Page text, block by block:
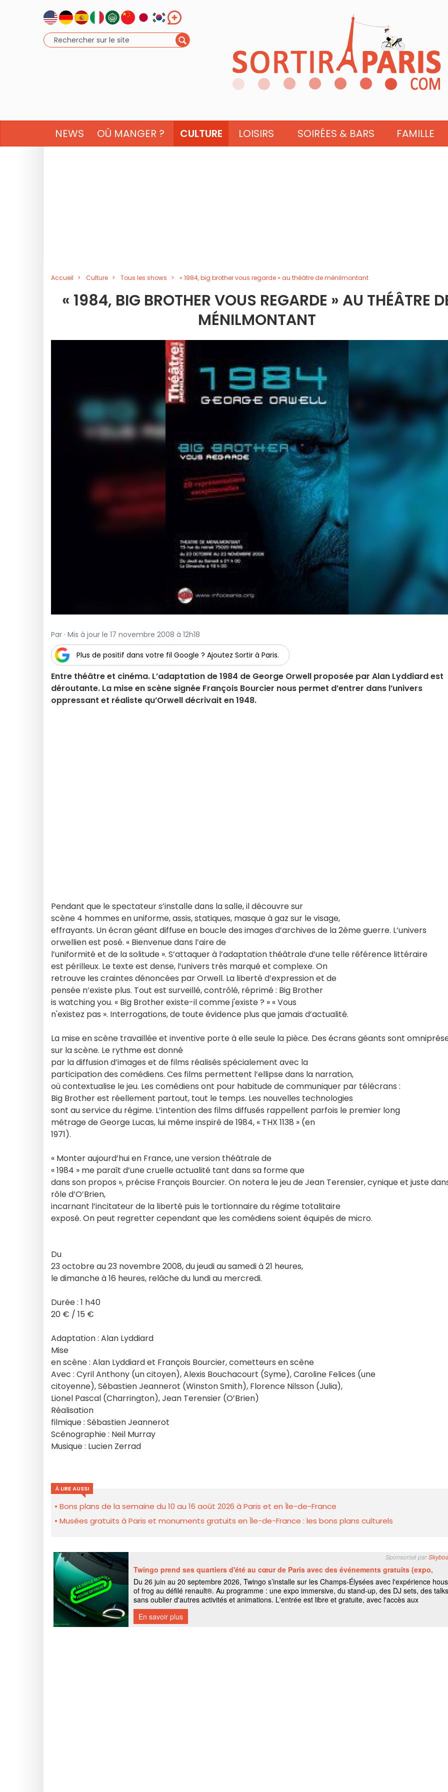
NEWS OÙ MANGER ? CULTURE LOISIRS SOIRÉES & BARS FAMILLE
Accueil Culture Tous les shows « 1984, big brother vous regarde » au théâtre de ménilmontant
« 1984, BIG BROTHER VOUS REGARDE » AU THÉÂTRE
MÉNILMONTANT
Par · Mis à jour le 17 novembre 2008 à 12h18
Plus de positif dans votre fil Google ? Ajoutez Sortir à Paris.
Entre théâtre et cinéma. L’adaptation de 1984 de George Orwell proposée par Alan Lyddiard est
déroutante. La mise en scène signée François Bourcier nous permet d’entrer dans l’univers
oppressant et réaliste qu’Orwell décrivait en 1948.
Pendant que le spectateur s’installe dans la salle, il découvre sur
scène 4 hommes en uniforme, assis, statiques, masque à gaz sur le visage,
effrayants. Un écran géant diffuse en boucle des images d’archives de la 2ème guerre. L’univers
orwellien est posé. « Bienvenue dans l’aire de
l’uniformité et de la solitude ». S’attaquer à l’adaptation théâtrale d’une telle référence littéraire
est périlleux. Le texte est dense, l’univers très marqué et complexe. On
retrouve les craintes dénoncées par Orwell. La liberté d’expression et de
pensée n’existe plus. Tout est surveillé, contrôlé, réprimé : Big Brother
is watching you. « Big Brother existe-il comme j'existe ? » « Vous
n'existez pas ». Interrogations, de toute évidence plus que jamais d’actualité.
La mise en scène travaillée et inventive porte à elle seule la pièce. Des écrans géants sont
sur la scène. Le rythme est donné
par la diffusion d’images et de films réalisés spécialement avec la
participation des comédiens. Ces films permettent l’ellipse dans la narration,
où contextualise le jeu. Les comédiens ont pour habitude de communiquer par télécrans :
Big Brother est réellement partout, tout le temps. Les nouvelles technologies
sont au service du régime. L’intention des films diffusés rappellent parfois le premier long
métrage de George Lucas, lui même inspiré de 1984, « THX 1138 » (en
1971).
« Monter aujourd’hui en France, une version théâtrale de
« 1984 » me paraît d’une cruelle actualité tant dans sa forme que
dans son propos », précise François Bourcier. On notera le jeu de Jean Terensier, cynique et juste
rôle d’O’Brien,
incarnant l’incitateur de la liberté puis le tortionnaire du régime totalitaire
exposé. On peut regretter cependant que les comédiens soient équipés de micro.
Du
23 octobre au 23 novembre 2008, du jeudi au samedi à 21 heures,
le dimanche à 16 heures, relâche du lundi au mercredi.
Durée : 1 h40
20 € / 15 €
Adaptation : Alan Lyddiard
Mise
en scène : Alan Lyddiard et François Bourcier, cometteurs en scène
Avec : Cyril Anthony (un citoyen), Alexis Bouchacourt (Syme), Caroline Felices (une
citoyenne), Sébastien Jeannerot (Winston Smith), Florence Nilsson (Julia),
Lionel Pascal (Charrington), Jean Terensier (O’Brien)
Réalisation
filmique : Sébastien Jeannerot
Scénographie : Neil Murray
Musique : Lucien Zerrad
À LIRE AUSSI
Bons plans de la semaine du 10 au 16 août 2026 à Paris et en Île-de-France
Musées gratuits à Paris et monuments gratuits en Île-de-France : les bons plans culturels